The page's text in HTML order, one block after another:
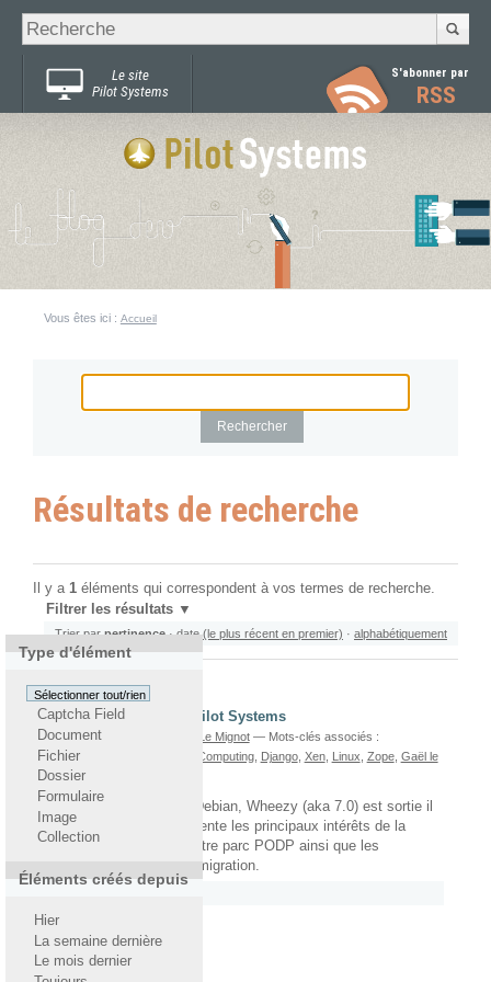
Chercher par
Recherche
avancée…
Le site
Pilot Systems
S'abonner par
RSS
Vous êtes ici : Accueil
Résultats de recherche
Il y a 1 éléments qui correspondent à vos termes de recherche.
Filtrer les résultats
Type d'élément
Sélectionner tout/rien
Captcha Field
Document
Fichier
Dossier
Formulaire
Image
Collection
Éléments créés depuis
Hier
La semaine dernière
Le mois dernier
Trier par pertinence · date (le plus récent en premier) · alphabétiquement
Debian Wheezy chez Pilot Systems
écrit le 31/05/2013 Gaël Le Mignot — Mots-clés associés :
PostgreSQL
Cloud Computing, Django, Xen, Linux Zope, Gaël le
Mignot,
La nouvelle version de Debian, Wheezy (aka 7.0) est sortie il
y a peu. Cet article présente les principaux intérêts de la
nouvelle version pour notre parc PODP ainsi que les
principaux enjeux de la migration.